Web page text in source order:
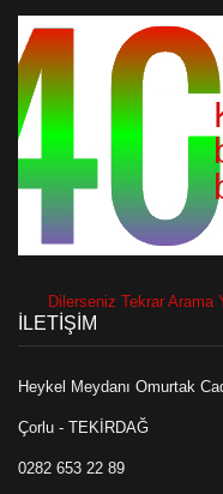
Dilerseniz Tekrar Arama
İLETİŞİM
Heykel Meydanı Omurtak
Çorlu - TEKİRDAĞ
0282 653 22 89